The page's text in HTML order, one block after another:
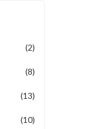
(2)
(8)
(13)
(10)